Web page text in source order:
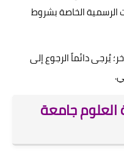
الرسمية الخاصة بشروط
يُرجى دائماً الرجوع إلى
جامعة